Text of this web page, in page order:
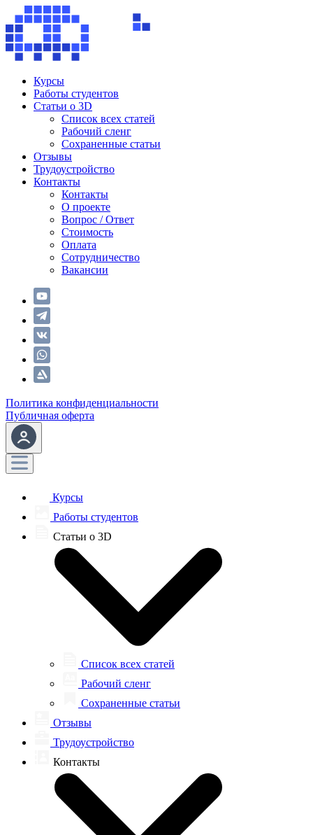
Курсы
Работы студентов
Статьи о 3D
Список всех статей
Рабочий сленг
Сохраненные статьи
Отзывы
Трудоустройство
Контакты
Контакты
О проекте
Вопрос / Ответ
Стоимость
Оплата
Сотрудничество
Вакансии
Политика конфиденциальности
Публичная оферта
Курсы
Работы студентов
Статьи о 3D
Список всех статей
Рабочий сленг
Сохраненные статьи
Отзывы
Трудоустройство
Контакты